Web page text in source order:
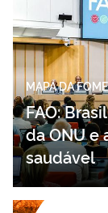
MAPA DA FOME
FAO:
da ONU e
saudável